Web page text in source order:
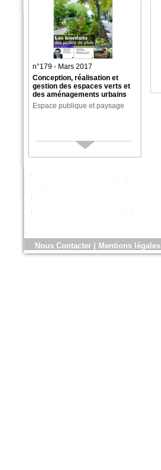
n°179 - Mars 2017
Conception, réalisation et
gestion des espaces verts et
des aménagements urbains
Espace publique et paysage
n°179 - Mars 2017
Conception, réalisation et
Nous Contacter Mentions légales